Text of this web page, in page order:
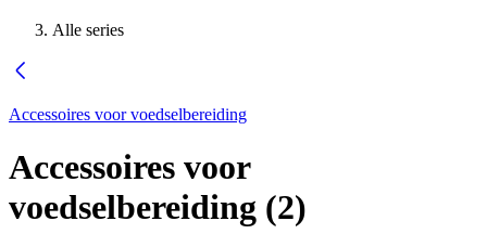
Alle series
Accessoires voor voedselbereiding
Accessoires voor
voedselbereiding (2)